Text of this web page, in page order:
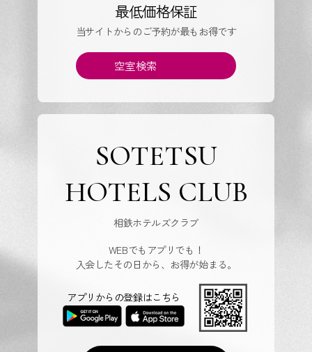
最低価格保証
当サイトからのご予約が最もお得です
空室検索
SOTETSU
HOTELS CLUB
相鉄ホテルズクラブ
WEBでもアプリでも！
入会したその日から、お得が始まる。
アプリからの登録はこちら